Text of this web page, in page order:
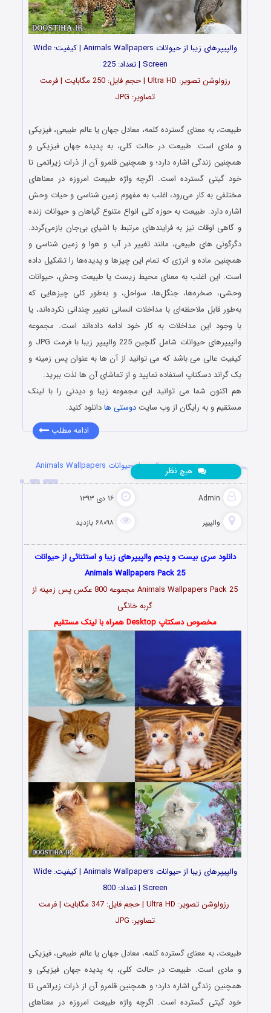
والپیپرهای زیبا از حیوانات Animals Wallpapers | کیفیت: Wide
Screen | تعداد: 225
رزولوشن تصویر: Ultra HD | حجم فایل: 250 مگابایت | فرمت
تصاویر: JPG
طبیعت، به معنای گسترده کلمه، معادل جهان یا عالم طبیعی، فیزیکی
و مادی است. طبیعت در حالت کلی، به پدیده جهان فیزیکی و
همچنین زندگی اشاره دارد؛ و همچنین قلمرو آن از ذرات زیراتمی تا
خود گیتی گسترده‌ است. اگرچه واژه طبیعت امروزه در معناهای
مختلفی به کار می‌رود، اغلب به مفهوم زمین‌ شناسی و حیات وحش
اشاره دارد. طبیعت به حوزه کلی انواع متنوع گیاهان و حیوانات زنده
و گاهی اوقات نیز به فرایندهای مرتبط با اشیای بی‌جان بازمی‌گردد.
دگرگونی‌ های طبیعی، مانند تغییر در آب‌ و هوا و زمین‌ شناسی و
همچنین ماده و انرژی که تمام این چیزها و پدیده‌ها را تشکیل داده‌
است. این اغلب به معنای محیط زیست یا طبیعت وحش، حیوانات
وحشی، صخره‌ها، جنگل‌ها، سواحل، و به‌طور کلی چیزهایی که
به‌طور قابل ملاحظه‌ای با مداخلات انسانی تغییر چندانی نکرده‌اند، یا
با وجود این مداخلات به کار خود ادامه داده‌اند است. مجموعه
والپیپرهای حیوانات شامل گلچین 225 والپیپر زیبا با فرمت JPG و
کیفیت عالی می باشد که می توانید از آن ها به عنوان پس زمینه و
بک گراند دسکتاپ استفاده نمایید و از تماشای آن ها لذت ببرید.
هم اکنون شما می توانید این مجموعه زیبا و دیدنی را با لینک
مستقیم و به رایگان از وب سایتدوستی هادانلود کنید.
ادامه مطلب
سری بیست و پنجم والپیپر از حیوانات Animals Wallpapers
Admin ۱۶ دی ۱۳۹۳
والپیپر ۶۸۰۹۸ بازدید
هیچ نظر
دانلود سری بیست و پنجم والپیپرهای زیبا و استثنائی از حیوانات
Animals Wallpapers Pack 25
Animals Wallpapers Pack 25 مجموعه 800 عکس پس زمینه از
گربه خانگی
مخصوص دسکتاپ Desktop همراه با لینک مستقیم
والپیپرهای زیبا از حیوانات Animals Wallpapers | کیفیت: Wide
Screen | تعداد: 800
رزولوشن تصویر: Ultra HD | حجم فایل: 347 مگابایت | فرمت
تصاویر: JPG
طبیعت، به معنای گسترده کلمه، معادل جهان یا عالم طبیعی، فیزیکی
و مادی است. طبیعت در حالت کلی، به پدیده جهان فیزیکی و
همچنین زندگی اشاره دارد؛ و همچنین قلمرو آن از ذرات زیراتمی تا
خود گیتی گسترده‌ است. اگرچه واژه طبیعت امروزه در معناهای